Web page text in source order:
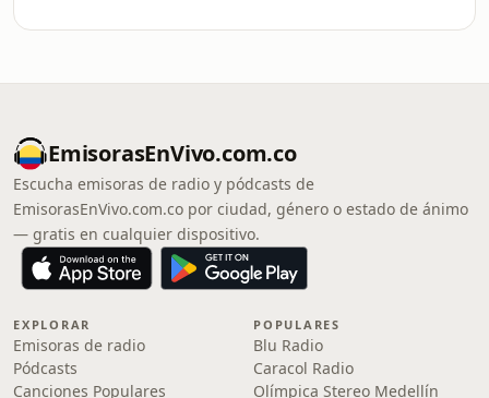
EmisorasEnVivo.com.co
Escucha emisoras de radio y pódcasts de
EmisorasEnVivo.com.co por ciudad, género o estado de ánimo
— gratis en cualquier dispositivo.
EXPLORAR
Emisoras de radio
Pódcasts
Canciones Populares
POPULARES
Blu Radio
Caracol Radio
Olímpica Stereo Medellín